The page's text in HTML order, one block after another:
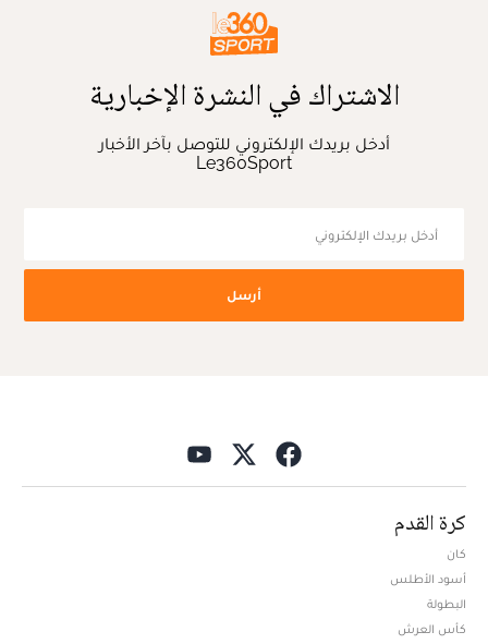
الاشتراك في النشرة الإخبارية
أدخل بريدك الإلكتروني للتوصل بآخر الأخبار
Le360Sport
أرسل
كرة القدم
كان
أسود الأطلس
البطولة
كأس العرش